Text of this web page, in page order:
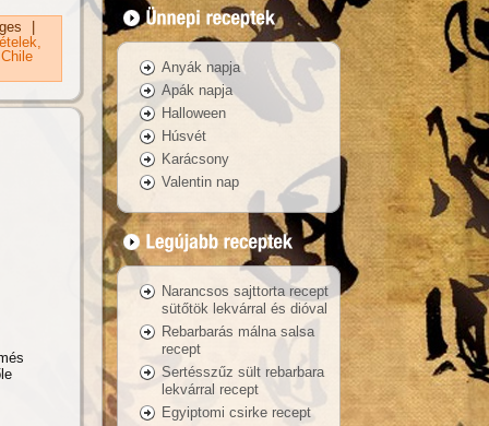
Chile
Anyák napja
Apák napja
Halloween
Húsvét
Karácsony
Valentin nap
Narancsos sajttorta recept
sütőtök lekvárral és dióval
Rebarbarás málna salsa
recept
Sertésszűz sült rebarbara
lekvárral recept
Egyiptomi csirke recept